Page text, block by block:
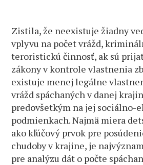
Zistila, že neexistuje žiadny
vplyvu na počet vrážd,
teroristickú činnosť, ak sú
zákony v kontrole vlastnenia
existuje menej legálne
vrážd spáchaných v danej
predovšetkým na jej sociálno-
podmienkach. Najmä miera
ako kľúčový prvok pre
chudoby v krajine, je
pre analýzu dát o počte